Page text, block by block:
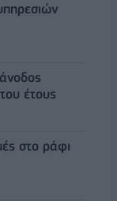
έτους
στο ράφι